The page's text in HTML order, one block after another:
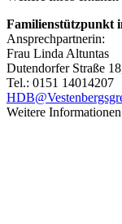
Familienstützpunkt
Ansprechpartnerin:
Frau Linda Altuntas
Dutendorfer Straße
Tel.: 0151 14014207
Weitere